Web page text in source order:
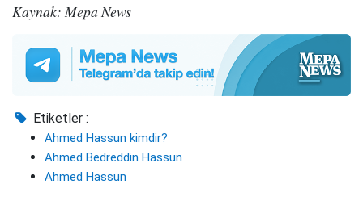
Kaynak: Mepa News
Etiketler :
Ahmed Hassun kimdir?
Ahmed Bedreddin Hassun
Ahmed Hassun